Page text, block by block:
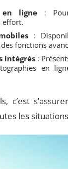
en ligne :
effort.
:
fonctions
intégrés :
en
c’est
les